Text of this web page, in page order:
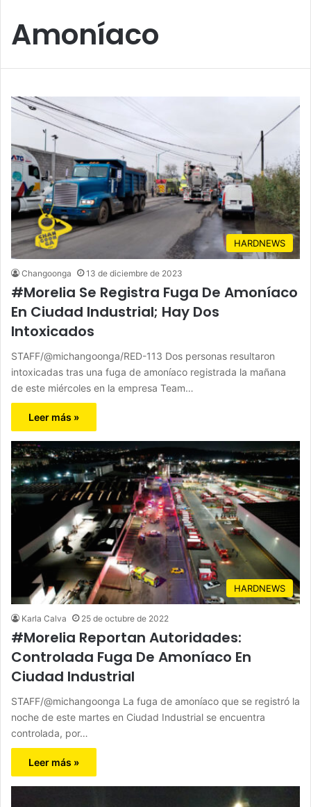
Amoníaco
HARDNEWS
Changoonga 13 de diciembre de 2023
#Morelia Se Registra Fuga De Amoníaco
En Ciudad Industrial; Hay Dos
Intoxicados
STAFF/@michangoonga/RED-113 Dos personas resultaron
intoxicadas tras una fuga de amoníaco registrada la mañana
de este miércoles en la empresa Team…
Leer más »
HARDNEWS
Karla Calva 25 de octubre de 2022
#Morelia Reportan Autoridades:
Controlada Fuga De Amoníaco En
Ciudad Industrial
STAFF/@michangoonga La fuga de amoníaco que se registró la
noche de este martes en Ciudad Industrial se encuentra
controlada, por…
Leer más »